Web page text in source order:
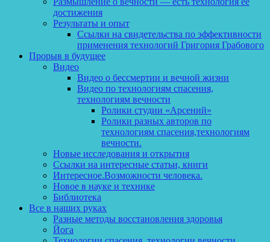
достижения
Результаты и опыт
Ссылки на свидетельства по эффективности
применения технологий Григория Грабового
Прорыв в будущее
Видео
Видео о бессмертии и вечной жизни
Видео по технологиям спасения,
технологиям вечности
Ролики студии «Арсений»
Ролики разных авторов по
технологиям спасения,технологиям
вечности.
Новые исследования и открытия
Ссылки на интересные статьи, книги
Интересное.Возможности человека.
Новое в науке и технике
Библиотека
Все в наших руках
Разные методы восстановления здоровья
Йога